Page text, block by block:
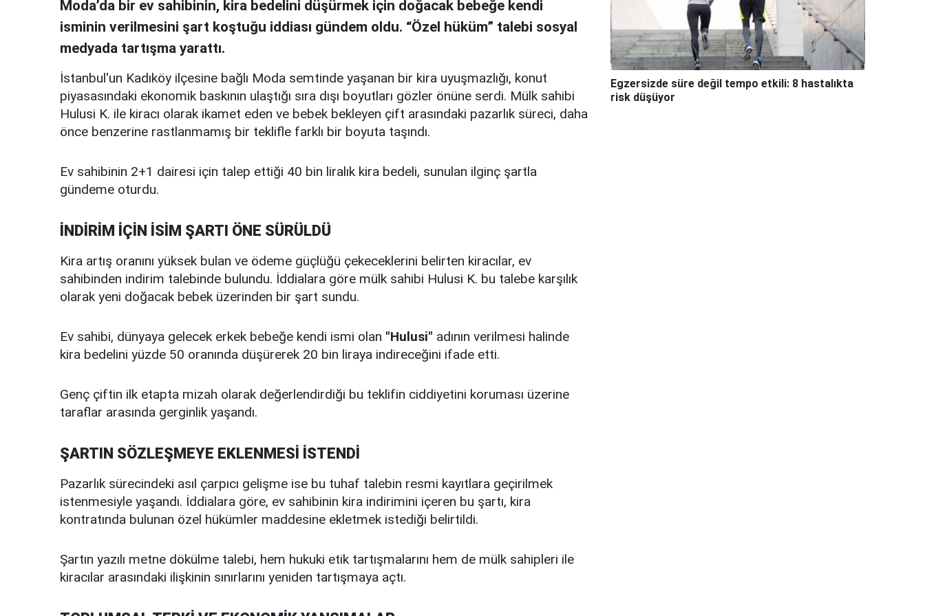
Moda’da bir ev sahibinin, kira bedelini düşürmek için doğacak bebeğe kendi
isminin verilmesini şart koştuğu iddiası gündem oldu. “Özel hüküm” talebi sosyal
medyada tartışma yarattı.
İstanbul'un Kadıköy ilçesine bağlı Moda semtinde yaşanan bir kira uyuşmazlığı, konut
piyasasındaki ekonomik baskının ulaştığı sıra dışı boyutları gözler önüne serdi. Mülk sahibi
Hulusi K. ile kiracı olarak ikamet eden ve bebek bekleyen çift arasındaki pazarlık süreci, daha
önce benzerine rastlanmamış bir teklifle farklı bir boyuta taşındı.
Ev sahibinin 2+1 dairesi için talep ettiği 40 bin liralık kira bedeli, sunulan ilginç şartla
gündeme oturdu.
İNDİRİM İÇİN İSİM ŞARTI ÖNE SÜRÜLDÜ
Kira artış oranını yüksek bulan ve ödeme güçlüğü çekeceklerini belirten kiracılar, ev
sahibinden indirim talebinde bulundu. İddialara göre mülk sahibi Hulusi K. bu talebe karşılık
olarak yeni doğacak bebek üzerinden bir şart sundu.
Ev sahibi, dünyaya gelecek erkek bebeğe kendi ismi olan "Hulusi" adının verilmesi halinde
kira bedelini yüzde 50 oranında düşürerek 20 bin liraya indireceğini ifade etti.
Genç çiftin ilk etapta mizah olarak değerlendirdiği bu teklifin ciddiyetini koruması üzerine
taraflar arasında gerginlik yaşandı.
ŞARTIN SÖZLEŞMEYE EKLENMESİ İSTENDİ
Pazarlık sürecindeki asıl çarpıcı gelişme ise bu tuhaf talebin resmi kayıtlara geçirilmek
istenmesiyle yaşandı. İddialara göre, ev sahibinin kira indirimini içeren bu şartı, kira
kontratında bulunan özel hükümler maddesine ekletmek istediği belirtildi.
Şartın yazılı metne dökülme talebi, hem hukuki etik tartışmalarını hem de mülk sahipleri ile
kiracılar arasındaki ilişkinin sınırlarını yeniden tartışmaya açtı.
Egzersizde süre değil tempo etkili: 8 hastalıkta
risk düşüyor